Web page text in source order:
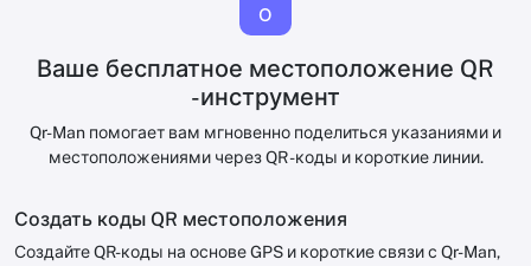
О
Ваше бесплатное местоположение QR
-инструмент
Qr-Man помогает вам мгновенно поделиться указаниями и
местоположениями через QR -коды и короткие линии.
Создать коды QR местоположения
Создайте QR-коды на основе GPS и короткие связи с Qr-Man,